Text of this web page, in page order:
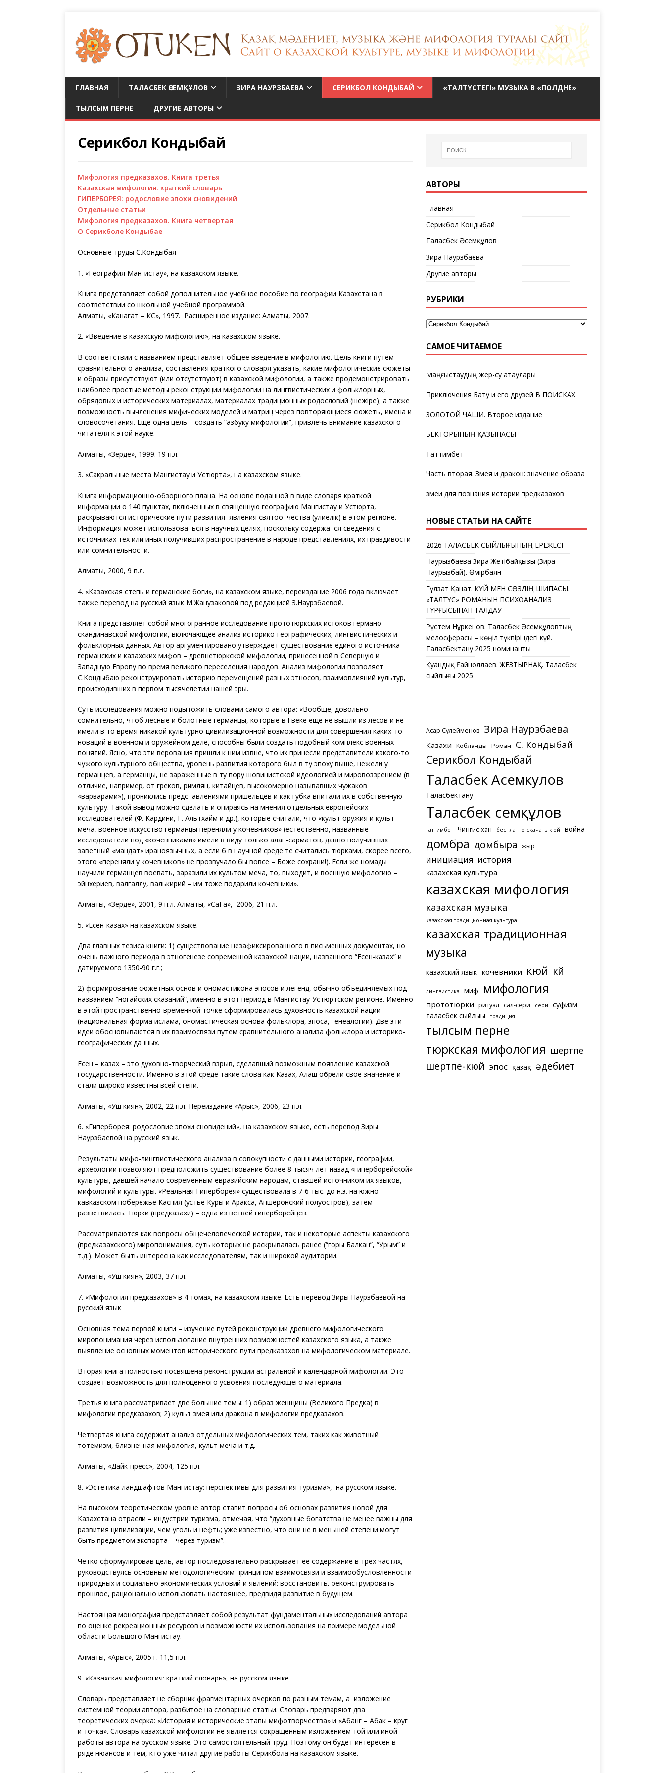
ГЛАВНАЯ ТАЛАСБЕК ӘСЕМҚҰЛОВ ЗИРА НАУРЗБАЕВА СЕРИКБОЛ КОНДЫБАЙ «ТАЛТҮСТЕГІ» МУЗЫКА В «ПОЛДНЕ»
ТЫЛСЫМ ПЕРНЕ ДРУГИЕ АВТОРЫ
Серикбол Кондыбай
Мифология предказахов. Книга третья
Казахская мифология: краткий словарь
ГИПЕРБОРЕЯ: родословие эпохи сновидений
Отдельные статьи
Мифология предказахов. Книга четвертая
О Серикболе Кондыбае
Основные труды С.Кондыбая
1. «География Мангистау», на казахском языке.
Книга представляет собой дополнительное учебное пособие по географии Казахстана в
соответствии со школьной учебной программой.
Алматы, «Канагат – КС», 1997. Расширенное издание: Алматы, 2007.
2. «Введение в казахскую мифологию», на казахском языке.
В соответствии с названием представляет общее введение в мифологию. Цель книги путем
сравнительного анализа, составления краткого словаря указать, какие мифологические сюжеты
и образы присутствуют (или отсутствуют) в казахской мифологии, а также продемонстрировать
наиболее простые методы реконструкции мифологии на лингвистических и фольклорных,
обрядовых и исторических материалах, материалах традиционных родословий (шежiре), а также
возможность вычленения мифических моделей и матриц через повторяющиеся сюжеты, имена и
словосочетания. Еще одна цель – создать “азбуку мифологии”, привлечь внимание казахского
читателя к этой науке.
Алматы, «Зерде», 1999. 19 п.л.
3. «Сакральные места Мангистау и Устюрта», на казахском языке.
Книга информационно-обзорного плана. На основе поданной в виде словаря краткой
информации о 140 пунктах, включенных в священную географию Мангистау и Устюрта,
раскрываются исторические пути развития явления святоотчества (әулиелiк) в этом регионе.
Информация может использоваться в научных целях, поскольку содержатся сведения о
источниках тех или иных получивших распространение в народе представлениях, их правдивости
или сомнительности.
Алматы, 2000, 9 п.л.
4. «Казахская степь и германские боги», на казахском языке, переиздание 2006 года включает
также перевод на русский язык М.Жанузаковой под редакцией З.Наурзбаевой.
Книга представляет собой многогранное исследование прототюркских истоков германо-
скандинавской мифологии, включающее анализ историко-географических, лингвистических и
фольклорных данных. Автор аргументировано утверждает существование единого источника
германских и казахских мифов – древнетюркской мифологии, принесенной в Северную и
Западную Европу во время великого переселения народов. Анализ мифологии позволяет
С.Кондыбаю реконструировать историю перемещений разных этносов, взаимовлияний культур,
происходивших в первом тысячелетии нашей эры.
Суть исследования можно подытожить словами самого автора: «Вообще, довольно
сомнительно, чтоб лесные и болотные германцы, которые в I веке еще не вышли из лесов и не
имели в то время никакой культурно-цивилизационной возможности для совершения каких-то
новаций в военном и оружейном деле, способны были создать подобный комплекс военных
понятий. Ясно, что эти верования пришли к ним извне, что их принесли представители какого-то
чужого культурного общества, уровень развития которого был в ту эпоху выше, нежели у
германцев, а германцы, не зараженные в ту пору шовинистской идеологией и мировоззрением (в
отличие, например, от греков, римлян, китайцев, высокомерно называвших чужаков
«варварами»), прониклись представлениями пришельцев и как губка впитали их в собственную
культуру. Такой вывод можно сделать и опираясь на мнения отдельных европейских
исследователей (Ф. Кардини, Г. Альтхайм и др.), которые считали, что «культ оружия и культ
меча, военное искусство германцы переняли у кочевников» (естественно, названные
исследователи под «кочевниками» имели в виду только алан-сарматов, давно получивших
заветный «мандат» ираноязычных, а если б в научной среде те считались тюрками, скорее всего,
этого «переняли у кочевников» не прозвучало бы вовсе – Боже сохрани!). Если же номады
научили германцев воевать, заразили их культом меча, то, выходит, и военную мифологию –
эйнхериев, валгаллу, валькирий – им тоже подарили кочевники».
Алматы, «Зерде», 2001, 9 п.л. Алматы, «СаГа», 2006, 21 п.л.
5. «Есен-казах» на казахском языке.
Два главных тезиса книги: 1) существование незафиксированного в письменных документах, но
очень важного периода в этногенезе современной казахской нации, названного “Есен-казах” и
датируемого 1350-90 г.г.;
2) формирование сюжетных основ и ономастикона эпосов и легенд, обычно объединяемых под
названием “ногайских сказаний”, именно в этот период в Мангистау-Устюртском регионе. Именно
в этой пространственно-временной точке сформировалась духовность казахской нации
(национальная форма ислама, ономастическая основа фольклора, эпоса, генеалогии). Две эти
идеи обосновываются в их взаимосвязи путем сравнительного анализа фольклора и историко-
географических данных.
Есен – казах – это духовно-творческий взрыв, сделавший возможным появление казахской
государственности. Именно в этой среде такие слова как Казах, Алаш обрели свое значение и
стали широко известны всей степи.
Алматы, «Уш киян», 2002, 22 п.л. Переиздание «Арыс», 2006, 23 п.л.
6. «Гиперборея: родословие эпохи сновидений», на казахском языке, есть перевод Зиры
Наурзбаевой на русский язык.
Результаты мифо-лингвистического анализа в совокупности с данными истории, географии,
археологии позволяют предположить существование более 8 тысяч лет назад «гиперборейской»
культуры, давшей начало современным евразийским народам, ставшей источником их языков,
мифологий и культуры. «Реальная Гиперборея» существовала в 7-6 тыс. до н.э. на южно-
кавказском побережье Каспия (устье Куры и Аракса, Апшеронский полуостров), затем
разветвилась. Тюрки (предказахи) – одна из ветвей гиперборейцев.
Рассматриваются как вопросы общечеловеческой истории, так и некоторые аспекты казахского
(предказахского) миропонимания, суть которых не раскрывалась ранее (“горы Балкан”, “Урым” и
т.д.). Может быть интересна как исследователям, так и широкой аудитории.
Алматы, «Уш киян», 2003, 37 п.л.
7. «Мифология предказахов» в 4 томах, на казахском языке. Есть перевод Зиры Наурзбаевой на
русский язык
Основная тема первой книги – изучение путей реконструкции древнего мифологического
миропонимания через использование внутренних возможностей казахского языка, а также
выявление основных моментов исторического пути предказахов на мифологическом материале.
Вторая книга полностью посвящена реконструкции астральной и календарной мифологии. Это
создает возможность для полноценного усвоения последующего материала.
Третья книга рассматривает две большие темы: 1) образ женщины (Великого Предка) в
мифологии предказахов; 2) культ змея или дракона в мифологии предказахов.
Четвертая книга содержит анализ отдельных мифологических тем, таких как животный
тотемизм, близнечная мифология, культ меча и т.д.
Алматы, «Дайк-пресс», 2004, 125 п.л.
8. «Эстетика ландшафтов Мангистау: перспективы для развития туризма», на русском языке.
На высоком теоретическом уровне автор ставит вопросы об основах развития новой для
Казахстана отрасли – индустрии туризма, отмечая, что “духовные богатства не менее важны для
развития цивилизации, чем уголь и нефть; уже известно, что они не в меньшей степени могут
быть предметом экспорта – через туризм”.
Четко сформулировав цель, автор последовательно раскрывает ее содержание в трех частях,
руководствуясь основным методологическим принципом взаимосвязи и взаимообусловленности
природных и социально-экономических условий и явлений: восстановить, реконструировать
прошлое, рационально использовать настоящее, предвидя развитие в будущем.
Настоящая монография представляет собой результат фундаментальных исследований автора
по оценке рекреационных ресурсов и возможности их использования на примере модельной
области Большого Мангистау.
Алматы, «Арыс», 2005 г. 11,5 п.л.
9. «Казахская мифология: краткий словарь», на русском языке.
Словарь представляет не сборник фрагментарных очерков по разным темам, а изложение
системной теории автора, разбитое на словарные статьи. Словарь предваряют два
теоретических очерка: «История и исторические этапы мифотворчества» и «Абанг – Абак – круг
и точка». Словарь казахской мифологии не является сокращенным изложением той или иной
работы автора на русском языке. Это самостоятельный труд. Поэтому он будет интересен в
ряде нюансов и тем, кто уже читал другие работы Серикбола на казахском языке.
АВТОРЫ
Главная
Серикбол Кондыбай
Таласбек Әсемқұлов
Зира Наурзбаева
Другие авторы
РУБРИКИ
САМОЕ ЧИТАЕМОЕ
Маңғыстаудың жер-су атаулары
Приключения Бату и его друзей В ПОИСКАХ
ЗОЛОТОЙ ЧАШИ. Второе издание
БЕКТОРЫНЫҢ ҚАЗЫНАСЫ
Таттимбет
Часть вторая. Змея и дракон: значение образа
змеи для познания истории предказахов
НОВЫЕ СТАТЬИ НА САЙТЕ
2026 ТАЛАСБЕК СЫЙЛЫҒЫНЫҢ ЕРЕЖЕСІ
Наурызбаева Зира Жетібайқызы (Зира
Наурызбай). Өмірбаян
Гүлзат Қанат. КҮЙ МЕН СӨЗДІҢ ШИПАСЫ.
«ТАЛТҮС» РОМАНЫН ПСИХОАНАЛИЗ
ТҰРҒЫСЫНАН ТАЛДАУ
Рүстем Нұркенов. Таласбек Әсемқұловтың
мелосферасы – көңіл түкпіріндегі күй.
Таласбектану 2025 номинанты
Қуандық Ғайноллаев. ЖЕЗТЫРНАҚ. Таласбек
сыйлығы 2025
Асқар Сүлейменов Зира Наурзбаева
Казахи Кобланды Роман С. Кондыбай
Серикбол Кондыбай
Таласбек Асемкулов
Таласбектану
Таласбек Әсемқұлов
Таттимбет Чингис-хан бесплатно скачать кюй война
домбра домбыра жыр
инициация история
казахская культура
казахская мифология
казахская музыка
казахская традиционная культура
казахская традиционная
музыка
казахский язык кочевники кюй күй
лингвистика миф мифология
прототюрки ритуал сал-сери сери
суфизм
таласбек сыйлығы
традиция.
тылсым перне
тюркская мифология шертпе
шертпе-кюй эпос қазақ әдебиет